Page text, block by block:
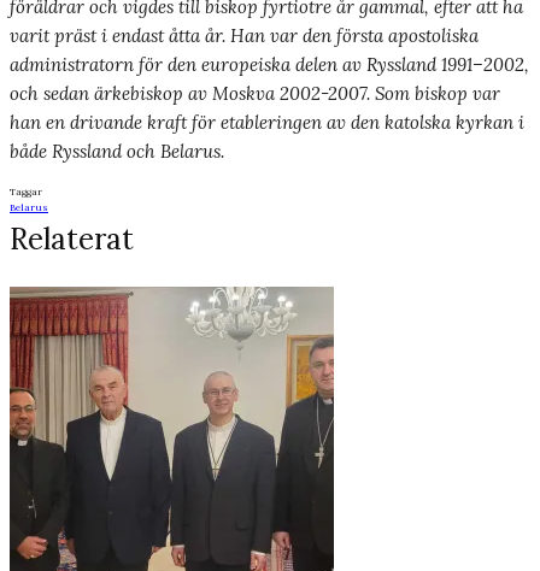
föräldrar och vigdes till biskop fyrtiotre år gammal, efter att ha
varit präst i endast åtta år. Han var den första apostoliska
administratorn för den europeiska delen av Ryssland 1991–2002,
och sedan ärkebiskop av Moskva 2002-2007. Som biskop var
han en drivande kraft för etableringen av den katolska kyrkan i
både Ryssland och Belarus.
Taggar
Belarus
Relaterat